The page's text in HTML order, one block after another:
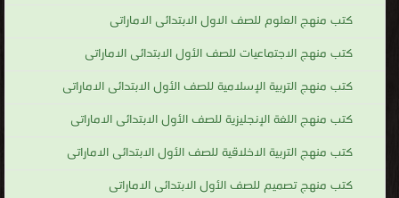
كتب منهج العلوم للصف الاول الابتدائى الاماراتى
كتب منهج الاجتماعيات للصف الأول الابتدائى الاماراتى
كتب منهج التربية الإسلامية للصف الأول الابتدائى الاماراتى
كتب منهج اللغة الإنجليزية للصف الأول الابتدائى الاماراتى
كتب منهج التربية الاخلاقية للصف الأول الابتدائى الاماراتى
كتب منهج تصميم للصف الأول الابتدائى الاماراتى